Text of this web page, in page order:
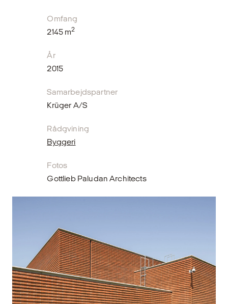
Omfang
2145 m2
År
2015
Samarbejdspartner
Krüger A/S
Rådgvining
Byggeri
Fotos
Gottlieb Paludan Architects